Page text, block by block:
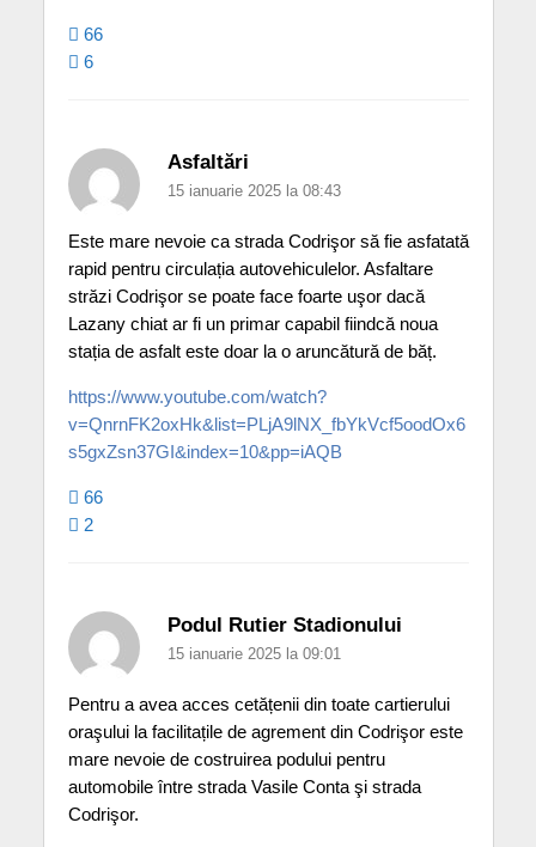
66
6
Asfaltări
15 ianuarie 2025 la 08:43
Este mare nevoie ca strada Codrişor să fie asfatată
rapid pentru circulația autovehiculelor. Asfaltare
străzi Codrişor se poate face foarte uşor dacă
Lazany chiat ar fi un primar capabil fiindcă noua
stația de asfalt este doar la o aruncătură de băț.
https://www.youtube.com/watch?
v=QnrnFK2oxHk&list=PLjA9lNX_fbYkVcf5oodOx6
s5gxZsn37GI&index=10&pp=iAQB
66
2
Podul Rutier Stadionului
15 ianuarie 2025 la 09:01
Pentru a avea acces cetățenii din toate cartierului
oraşului la facilitațile de agrement din Codrişor este
mare nevoie de costruirea podului pentru
automobile între strada Vasile Conta şi strada
Codrişor.